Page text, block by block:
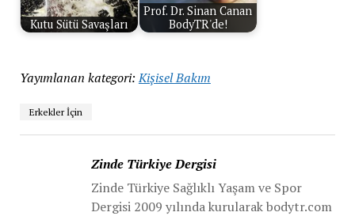
Kutu Sütü Savaşları
Prof. Dr. Sinan Canan
BodyTR'de!
Yayımlanan kategori: Kişisel Bakım
Erkekler İçin
Zinde Türkiye Dergisi
Zinde Türkiye Sağlıklı Yaşam ve Spor
Dergisi 2009 yılında kurularak bodytr.com